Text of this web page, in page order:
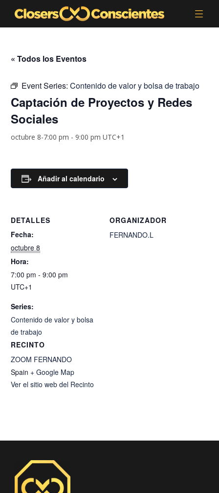
« Todos los Eventos
Event Series:Contenido de valor y bolsa de trabajo
Captación de Proyectos y Redes
Sociales
octubre 8-7:00 pm -9:00 pm UTC+1
Añadir al calendario
DETALLES
Fecha:
octubre 8
Hora:
7:00 pm - 9:00 pm
UTC+1
Series:
Contenido de valor y bolsa
de trabajo
RECINTO
ZOOM FERNANDO
Spain + Google Map
Ver el sitio web del Recinto
ORGANIZADOR
FERNANDO.L